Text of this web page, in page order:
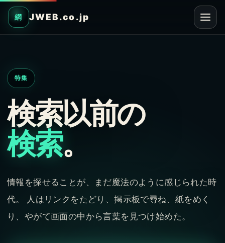
網 JWEB.co.jp
特集
検索以前の
検索。
情報を探せることが、まだ魔法のように感じられた時
代。 人はリンクをたどり、掲示板で尋ね、紙をめく
り、やがて画面の中から言葉を見つけ始めた。